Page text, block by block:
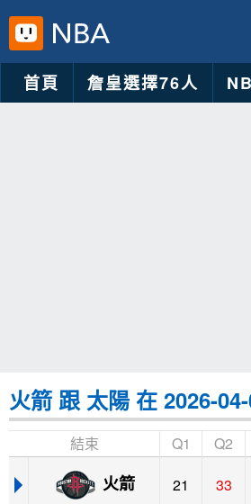
首頁 詹皇選擇76人
火箭 跟 太陽 在 2026-
結束 Q1 Q2
火箭 21 33